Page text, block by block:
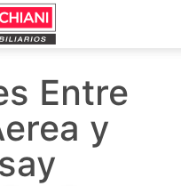
Entre
y